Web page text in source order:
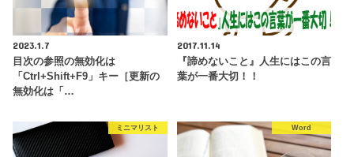
2023.1.7
目次の参照の無効化は
「Ctrl+Shift+F9」キー［更新の
無効化は「…
2017.11.14
『諦めないこと』人生にはこの言
葉が一番大切！！
ミニマリスト Word